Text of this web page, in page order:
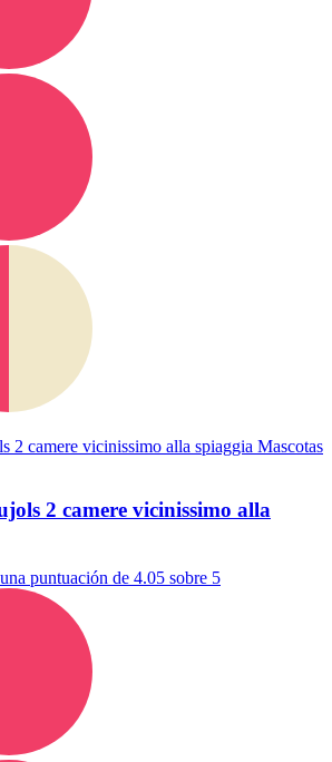
Mascotas
2 camere vicinissimo alla
puntuación de 4.05 sobre 5